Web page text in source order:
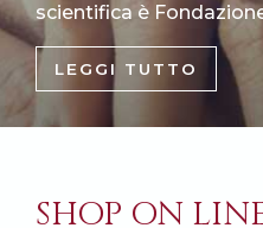
scientifica è
LEGGI TUTTO
SHOP ON